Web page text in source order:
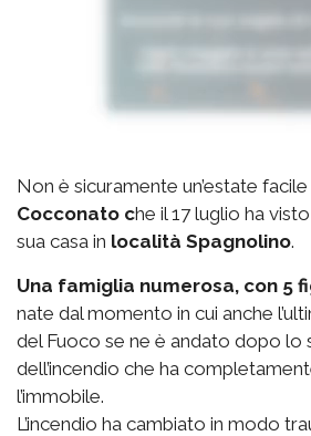
Non è sicuramente un’estate
Cocconato che il 17 luglio ha
sua casa in località Spagnolino.
Una famiglia numerosa, con 5
nate dal momento in cui anche
del Fuoco se ne è andato dopo lo
dell’incendio che ha
l’immobile.
L’incendio ha cambiato in modo